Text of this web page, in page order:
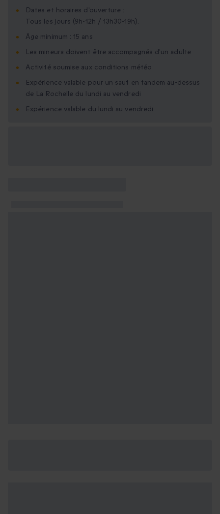
Dates et horaires d'ouverture :
Tous les jours (9h-12h / 13h30-19h).
Âge minimum : 15 ans
Les mineurs doivent être accompagnés d'un adulte
Activité soumise aux conditions météo
Expérience valable pour un saut en tandem au-dessus
de La Rochelle du lundi au vendredi
Expérience valable du lundi au vendredi